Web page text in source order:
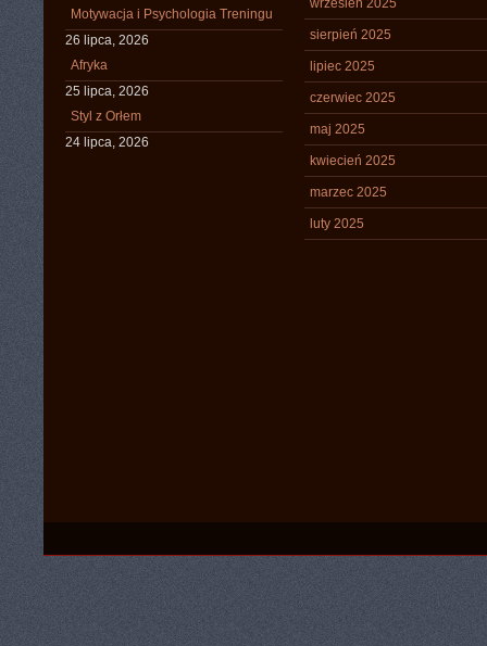
Motywacja i Psychologia Treningu
26 lipca, 2026
Afryka
25 lipca, 2026
Styl z Orłem
24 lipca, 2026
wrzesień 2025
sierpień 2025
lipiec 2025
czerwiec 2025
maj 2025
kwiecień 2025
marzec 2025
luty 2025